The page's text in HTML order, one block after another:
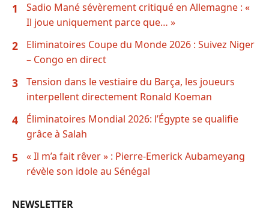
1
Sadio Mané sévèrement critiqué en Allemagne : «
Il joue uniquement parce que… »
2
Eliminatoires Coupe du Monde 2026 : Suivez Niger
– Congo en direct
3
Tension dans le vestiaire du Barça, les joueurs
interpellent directement Ronald Koeman
4
Éliminatoires Mondial 2026: l’Égypte se qualifie
grâce à Salah
5
« Il m’a fait rêver » : Pierre-Emerick Aubameyang
révèle son idole au Sénégal
NEWSLETTER